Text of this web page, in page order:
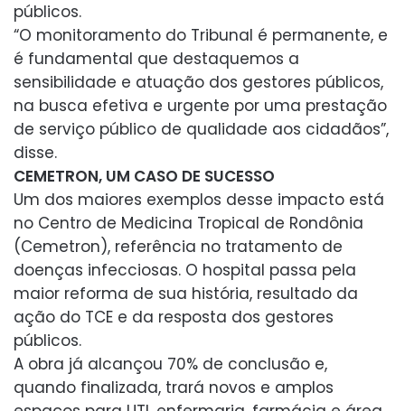
públicos.
“O monitoramento do Tribunal é permanente, e
é fundamental que destaquemos a
sensibilidade e atuação dos gestores públicos,
na busca efetiva e urgente por uma prestação
de serviço público de qualidade aos cidadãos”,
disse.
CEMETRON, UM CASO DE SUCESSO
Um dos maiores exemplos desse impacto está
no Centro de Medicina Tropical de Rondônia
(Cemetron), referência no tratamento de
doenças infecciosas. O hospital passa pela
maior reforma de sua história, resultado da
ação do TCE e da resposta dos gestores
públicos.
A obra já alcançou 70% de conclusão e,
quando finalizada, trará novos e amplos